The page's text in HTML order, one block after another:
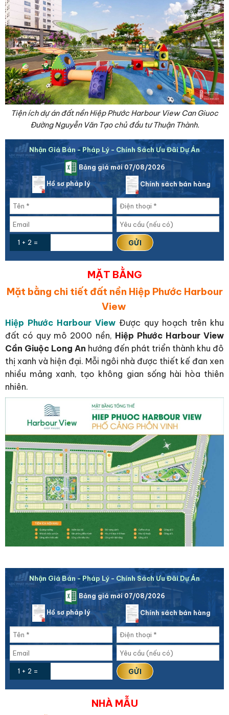
Tiện ích dự án đất nền Hiệp Phước Harbour View Can Giuoc
Đường Nguyễn Văn Tạo chủ đầu tư Thuận Thành.
Nhận Giá Bán - Pháp Lý - Chính Sách Ưu Đãi Dự Án
Bảng giá mới 07/08/2026
Hồ sơ pháp lý Chính sách bán hàng
1 + 2 =
MẶT BẰNG
Mặt bằng chi tiết đất nền Hiệp Phước Harbour
View
Hiệp Phước Harbour View Được quy hoạch trên khu
đất có quy mô 2000 nền, Hiệp Phước Harbour View
Cần Giuộc Long An hướng đến phát triển thành khu đô
thị xanh và hiện đại. Mỗi ngôi nhà được thiết kế đan xen
nhiều mảng xanh, tạo không gian sống hài hòa thiên
nhiên.
Nhận Giá Bán - Pháp Lý - Chính Sách Ưu Đãi Dự Án
Bảng giá mới 07/08/2026
Hồ sơ pháp lý Chính sách bán hàng
1 + 2 =
NHÀ MẪU